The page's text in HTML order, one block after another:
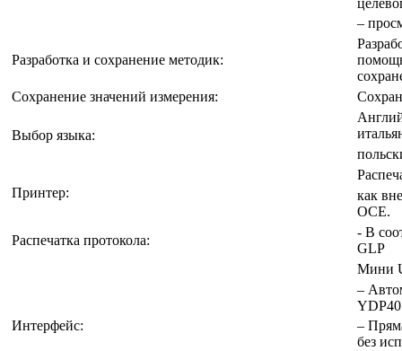
–
Разработка и сохранение методик:
Сохранение значений измерения:
Выбор языка:
Принтер:
как
OCE.
Распечатка протокола:
- В
GLP
Интерфейс:
Mини
–
–
без